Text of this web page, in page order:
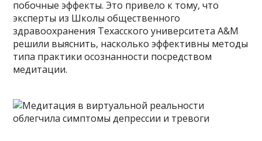
побочные эффекты. Это привело к тому, что
эксперты из Школы общественного
здравоохранения Техасского университета A&M
решили выяснить, насколько эффективны методы
типа практики осознанности посредством
медитации.